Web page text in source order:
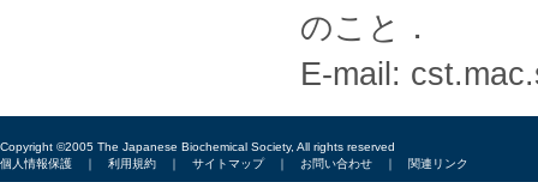
のこと．
E-mail:
Copyright ©2005 The Japanese Biochemical Society, All rights reserved
個人情報保護 ｜ 利用規約 ｜ サイトマップ｜ お問い合わせ ｜ 関連リンク